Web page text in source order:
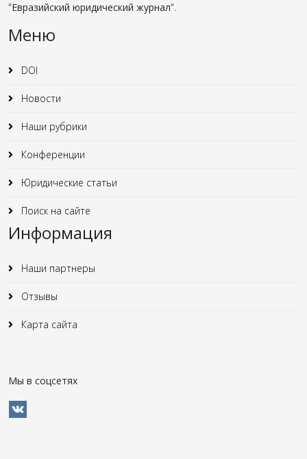
"Евразийский юридический журнал".
Меню
DOI
Новости
Наши рубрики
Конференции
Юридические статьи
Поиск на сайте
Информация
Наши партнеры
Отзывы
Карта сайта
Мы в соцсетях